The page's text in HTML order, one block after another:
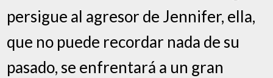
persigue al agresor de Jennifer, ella,
que no puede recordar nada de su
pasado, se enfrentará a un gran